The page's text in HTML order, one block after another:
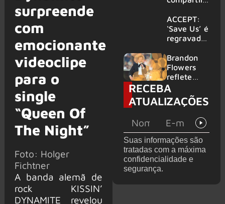
surpreende
com
emocionante
videoclipe
para o
single
“Queen Of
The Night”
Foto: Holger
Fichtner
A banda alemã de
rock KISSIN’
DYNAMITE revelou
vivo de
“Fortress”
gravada
am Ring
2026
ACCEPT:
‘Save Us’ é
regravada
membros
do GHOST
e KORN
Brandon
Flowers
reflete
sobre o
futuro e
levanta
de de
deixar os
palcos
RECEBA
ATUALIZAÇÕES
Suas informações são
tratadas com a máxima
confidencialidade e
segurança.